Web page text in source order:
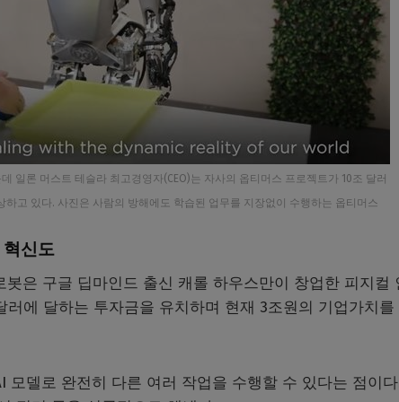
일론 머스트 테슬라 최고경영자(CEO)는 자사의 옵티머스 프로젝트가 10조 달러
고 있다. 사진은 사람의 방해에도 학습된 업무를 지장없이 수행하는 옵티머스
신도
은 구글 딥마인드 출신 캐롤 하우스만이 창업한 피지컬
에 달하는 투자금을 유치하며 현재 3조원의 기업가치를
모델로 완전히 다른 여러 작업을 수행할 수 있다는 점이